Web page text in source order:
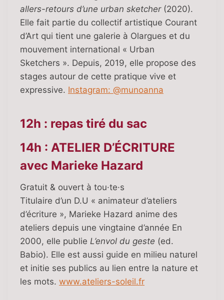
allers-retours d’une urban sketcher (2020).
Elle fait partie du collectif artistique Courant
d’Art qui tient une galerie à Olargues et du
mouvement international « Urban
Sketchers ». Depuis, 2019, elle propose des
stages autour de cette pratique vive et
expressive. Instagram: @munoanna
12h : repas tiré du sac
14h : ATELIER D’ÉCRITURE
avec Marieke Hazard
Gratuit & ouvert à tou·te·s
Titulaire d’un D.U « animateur d’ateliers
d’écriture », Marieke Hazard anime des
ateliers depuis une vingtaine d’année En
2000, elle publie L’envol du geste (ed.
Babio). Elle est aussi guide en milieu naturel
et initie ses publics au lien entre la nature et
les mots. www.ateliers-soleil.fr